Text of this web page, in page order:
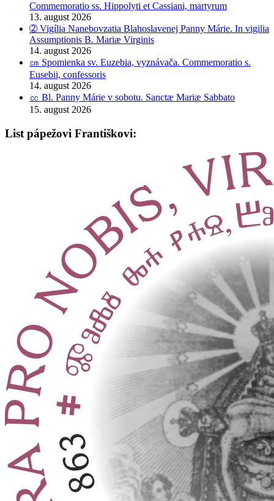
Commemoratio ss. Hippolyti et Cassiani, martyrum
13. august 2026
➁ Vigília Nanebovzatia Blahoslavenej Panny Márie. In vigilia
Assumptionis B. Mariæ Virginis
14. august 2026
㎝ Spomienka sv. Euzebia, vyznávača. Commemoratio s.
Eusebii, confessoris
14. august 2026
㏄ Bl. Panny Márie v sobotu. Sanctæ Mariæ Sabbato
15. august 2026
List pápežovi Františkovi: